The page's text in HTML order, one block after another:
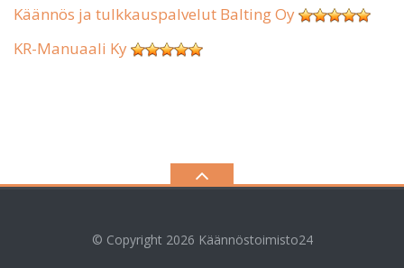
Käännös ja tulkkauspalvelut Balting Oy
KR-Manuaali Ky
© Copyright 2026 Käännöstoimisto24